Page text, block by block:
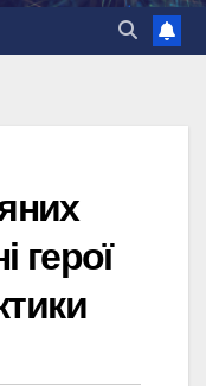
герої